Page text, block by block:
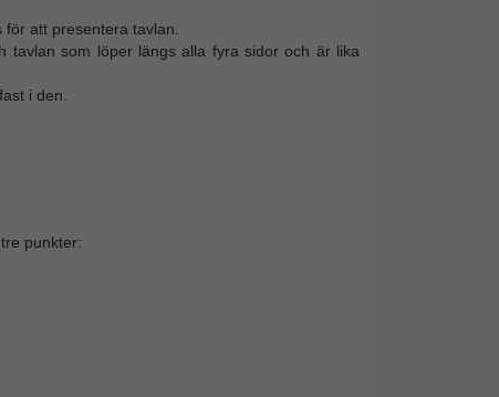
att presentera tavlan.
tavlan som löper längs alla fyra sidor och är lika
i den.
punkter: